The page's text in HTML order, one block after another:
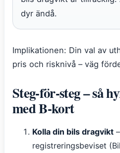
dyr ändå.
Implikationen: Din val av
pris och risknivå – väg
Steg‑för‑steg – så
med B‑kort
Kolla din bils dragvikt
registreringsbeviset